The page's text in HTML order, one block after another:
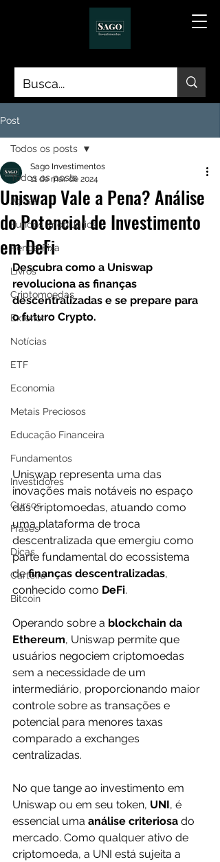
Post
Todos os posts
Ações
Fundos Imobiliários
Renda Fixa
Livros
Criptomoedas
Exterior
Notícias
ETF
Economia
Metais Preciosos
Educação Financeira
Fundamentos
Investidores
Cursos
Frases
Dicas
Carteira
Bitcoin
Todos os posts
Uniswap Vale a Pena? Análise
do Potencial de Investimento
em DeFi
Sago Investimentos
11 de mar. de 2024
Descubra como a Uniswap
revoluciona as finanças
descentralizadas e se prepare para
o futuro Crypto.
Uniswap representa uma das
inovações mais notáveis no espaço
das criptomoedas, atuando como
uma plataforma de troca
descentralizada que emergiu como
parte fundamental do ecossistema
de finanças descentralizadas,
conhecido como DeFi.
Operando sobre a blockchain da
Ethereum, Uniswap permite que
usuários negociem criptomoedas
sem a necessidade de um
intermediário, proporcionando maior
controle sobre as transações e
potencial para menores taxas
comparado a exchanges
centralizadas.
No que tange ao investimento em
Uniswap ou em seu token, UNI, é
essencial uma análise criteriosa do
mercado. Como qualquer ativo de
criptomoeda, a UNI está sujeita a